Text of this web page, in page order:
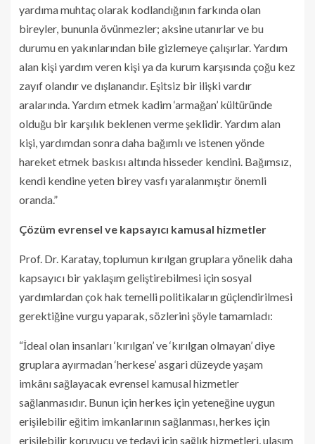
yardıma muhtaç olarak kodlandığının farkında olan
bireyler, bununla övünmezler; aksine utanırlar ve bu
durumu en yakınlarından bile gizlemeye çalışırlar. Yardım
alan kişi yardım veren kişi ya da kurum karşısında çoğu kez
zayıf olandır ve dışlanandır. Eşitsiz bir ilişki vardır
aralarında. Yardım etmek kadim ‘armağan’ kültüründe
olduğu bir karşılık beklenen verme şeklidir. Yardım alan
kişi, yardımdan sonra daha bağımlı ve istenen yönde
hareket etmek baskısı altında hisseder kendini. Bağımsız,
kendi kendine yeten birey vasfı yaralanmıştır önemli
oranda.”
Çözüm evrensel ve kapsayıcı kamusal hizmetler
Prof. Dr. Karatay, toplumun kırılgan gruplara yönelik daha
kapsayıcı bir yaklaşım geliştirebilmesi için sosyal
yardımlardan çok hak temelli politikaların güçlendirilmesi
gerektiğine vurgu yaparak, sözlerini şöyle tamamladı:
“İdeal olan insanları ‘kırılgan’ ve ‘kırılgan olmayan’ diye
gruplara ayırmadan ‘herkese’ asgari düzeyde yaşam
imkânı sağlayacak evrensel kamusal hizmetler
sağlanmasıdır. Bunun için herkes için yeteneğine uygun
erişilebilir eğitim imkanlarının sağlanması, herkes için
erişilebilir koruyucu ve tedavi için sağlık hizmetleri, ulaşım